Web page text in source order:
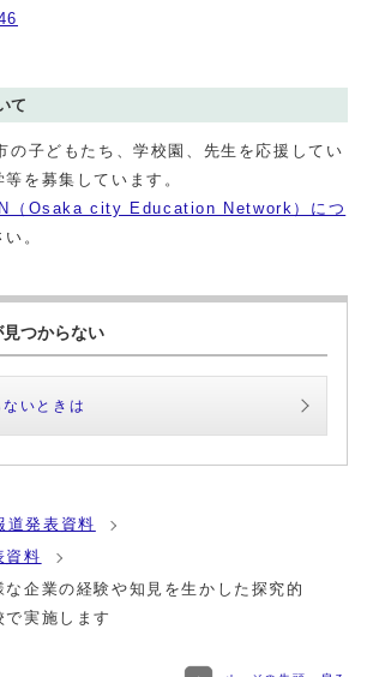
て
子どもたち、学校園、先生を応援してい
を募集しています。
（Osaka city Education Network）につ
。
つからない
いときは
道発表資料
資料
企業の経験や知見を生かした探究的
実施します